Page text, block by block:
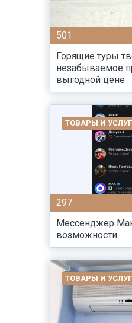
501
Горящие туры
незабываемое
выгодной цене
ТОВАРЫ И
297
Мессенджер
возможности
ТОВАРЫ И